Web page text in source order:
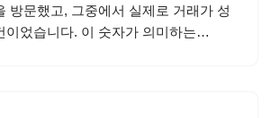
방문했고, 그중에서 실제로 거래가 성
이었습니다. 이 숫자가 의미하는…